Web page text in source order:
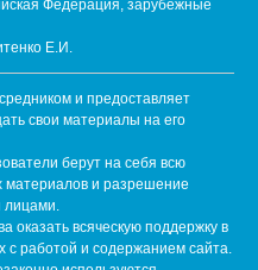
Федерация, зарубежные
Е.И.
и предоставляет
свои материалы на его
берут на себя всю
материалов и разрешение
лицами.
оказать всяческую поддержку в
работой и содержанием сайта.